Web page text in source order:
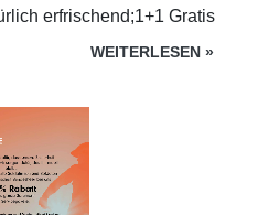
erfrischend;1+1 Gratis
WEITERLESEN »